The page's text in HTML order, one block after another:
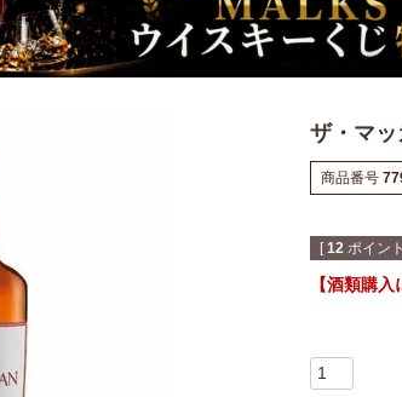
ザ・マ
商品番号
[ 12 ポイン
【酒類購